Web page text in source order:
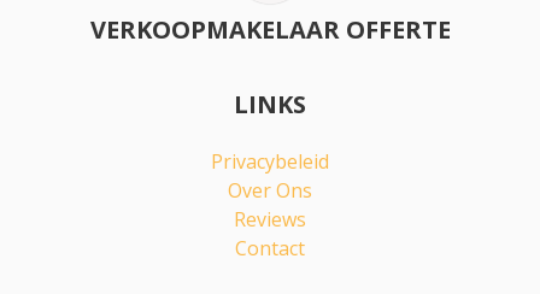
VERKOOPMAKELAAR OFFERTE
LINKS
Privacybeleid
Over Ons
Reviews
Contact